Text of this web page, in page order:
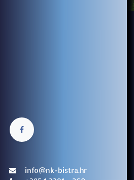
info@nk-bistra.hr